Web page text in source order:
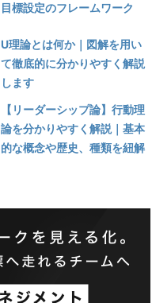
目標設定のフレームワーク
U理論とは何か｜図解を用い
て徹底的に分かりやすく解説
します
【リーダーシップ論】行動理
論を分かりやすく解説｜基本
的な概念や歴史、種類を紐解